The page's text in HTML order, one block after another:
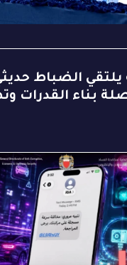
الضباط
بناء القدرات